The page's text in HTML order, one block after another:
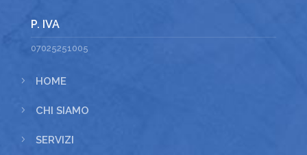
P. IVA
07025251005
5 HOME
5 CHI SIAMO
5 SERVIZI